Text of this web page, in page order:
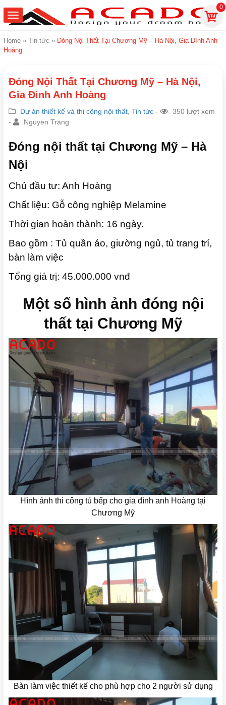
0
Home » Tin tức » Đóng Nội Thất Tại Chương Mỹ – Hà Nội, Gia Đình Anh
Hoàng
Đóng Nội Thất Tại Chương Mỹ – Hà Nội,
Gia Đình Anh Hoàng
Dự án thiết kế và thi công nội thất Tin tức -
350 lượt xem
-
Nguyen Trang
Đóng nội thất tại Chương Mỹ – Hà
Nội
Chủ đầu tư: Anh Hoàng
Chất liệu: Gỗ công nghiệp Melamine
Thời gian hoàn thành: 16 ngày.
Bao gồm : Tủ quần áo, giường ngủ, tủ trang trí,
bàn làm việc
Tổng giá trị: 45.000.000 vnđ
Một số hình ảnh đóng nội
thất tại Chương Mỹ
Hình ảnh thi công tủ bếp cho gia đình anh Hoàng tại
Chương Mỹ
Bàn làm việc thiết kế cho phù hợp cho 2 người sử dụng